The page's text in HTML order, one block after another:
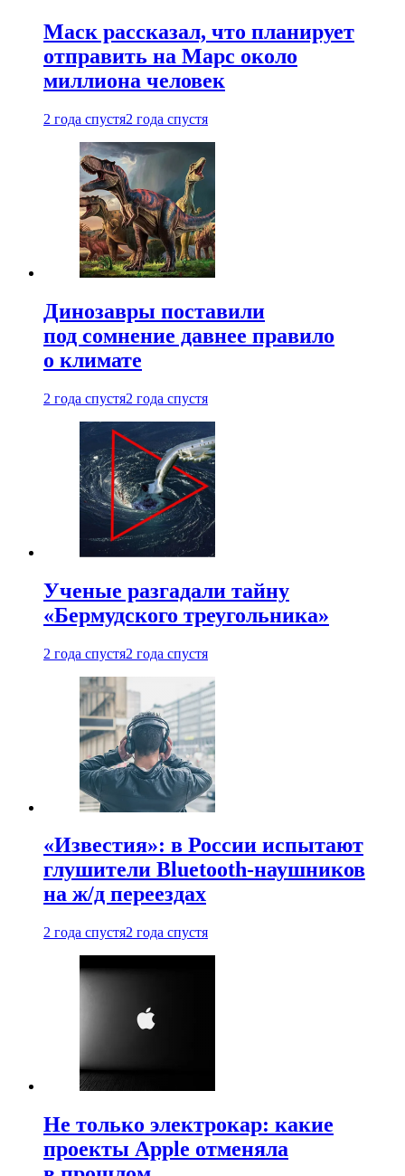
Маск рассказал, что планирует
отправить на Марс около
миллиона человек
2 года спустя2 года спустя
Динозавры поставили
под сомнение давнее правило
о климате
2 года спустя2 года спустя
Ученые разгадали тайну
«Бермудского треугольника»
2 года спустя2 года спустя
«Известия»: в России испытают
глушители Bluetooth-наушников
на ж/д переездах
2 года спустя2 года спустя
Не только электрокар: какие
проекты Apple отменяла